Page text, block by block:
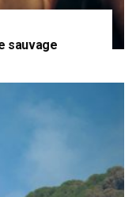
sauvage